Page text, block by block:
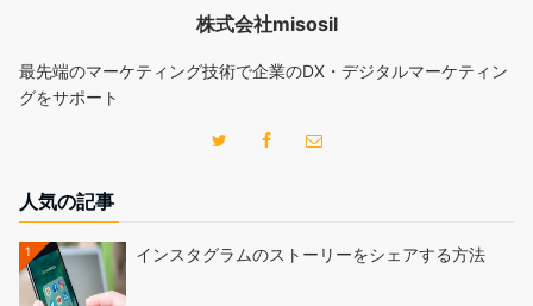
株式会社misosil
最先端のマーケティング技術で企業のDX・デジタルマーケティン
グをサポート
人気の記事
1 インスタグラムのストーリーをシェアする方法